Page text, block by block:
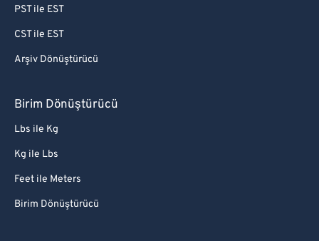
PST ile EST
CST ile EST
Arşiv Dönüştürücü
Birim Dönüştürücü
Lbs ile Kg
Kg ile Lbs
Feet ile Meters
Birim Dönüştürücü